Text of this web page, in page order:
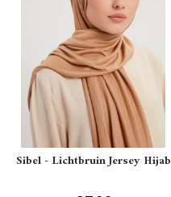
Sibel - Lichtbruin Jersey Hijab